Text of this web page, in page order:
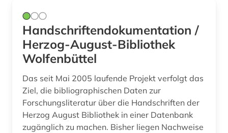
depotfund (1)
designerin (1)
dessau (1)
deutsch (1)
deutsch-deutsche beziehungen (1)
Handschriftendokumentation /
Herzog-August-Bibliothek
Wolfenbüttel
Das seit Mai 2005 laufende Projekt verfolgt das
Ziel, die bibliographischen Daten zur
Forschungsliteratur über die Handschriften der
Herzog August Bibliothek in einer Datenbank
zugänglich zu machen. Bisher liegen Nachweise